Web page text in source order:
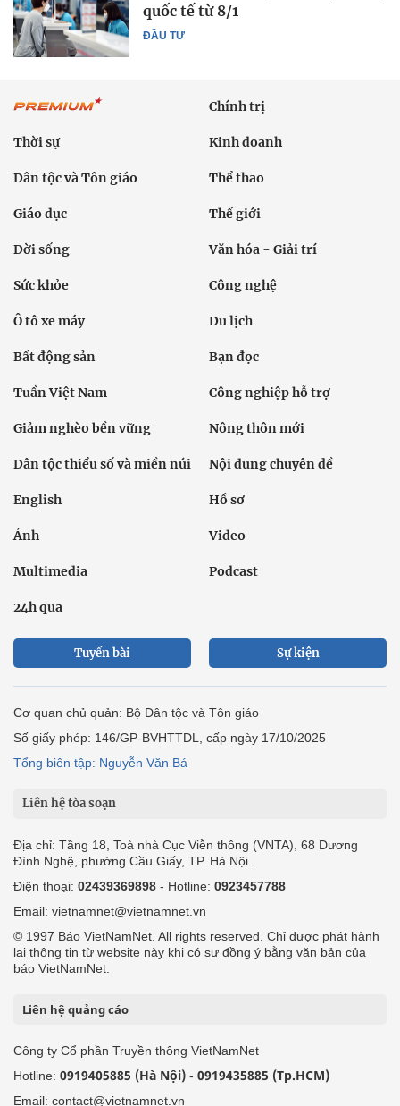
ĐẦU TƯ
quốc tế từ 8/1
Chính trị
Thời sự Kinh doanh
Dân tộc và Tôn giáo Thể thao
Giáo dục Thế giới
Đời sống Văn hóa - Giải trí
Sức khỏe Công nghệ
Ô tô xe máy Du lịch
Bất động sản Bạn đọc
Tuần Việt Nam Công nghiệp hỗ trợ
Giảm nghèo bền vững Nông thôn mới
Dân tộc thiểu số và miền núi Nội dung chuyên đề
English Hồ sơ
Ảnh Video
Multimedia Podcast
24h qua
Tuyến bài Sự kiện
Cơ quan chủ quản: Bộ Dân tộc và Tôn giáo
Số giấy phép: 146/GP-BVHTTDL, cấp ngày 17/10/2025
Tổng biên tập: Nguyễn Văn Bá
Liên hệ tòa soạn
Địa chỉ: Tầng 18, Toà nhà Cục Viễn thông (VNTA), 68 Dương
Đình Nghệ, phường Cầu Giấy, TP. Hà Nội.
Điện thoại: 02439369898 - Hotline: 0923457788
Email: vietnamnet@vietnamnet.vn
© 1997 Báo VietNamNet. All rights reserved. Chỉ được phát hành
lại thông tin từ website này khi có sự đồng ý bằng văn bản của
báo VietNamNet.
Liên hệ quảng cáo
Công ty Cổ phần Truyền thông VietNamNet
Hotline: 0919405885 (Hà Nội) - 0919435885 (Tp.HCM)
Email: contact@vietnamnet.vn